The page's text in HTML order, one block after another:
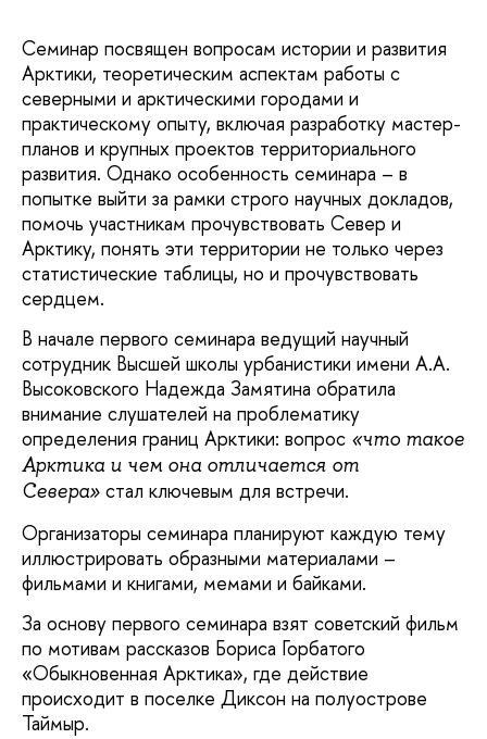
Семинар посвящен вопросам истории и развития
Арктики, теоретическим аспектам работы с
северными и арктическими городами и
практическому опыту, включая разработку мастер-
планов и крупных проектов территориального
развития. Однако особенность семинара – в
попытке выйти за рамки строго научных докладов,
помочь участникам прочувствовать Север и
Арктику, понять эти территории не только через
статистические таблицы, но и прочувствовать
сердцем.
В начале первого семинара ведущий научный
сотрудник Высшей школы урбанистики имени А.А.
Высоковского Надежда Замятина обратила
внимание слушателей на проблематику
определения границ Арктики: вопрос «что такое
Арктика и чем она отличается от
Севера» стал ключевым для встречи.
Организаторы семинара планируют каждую тему
иллюстрировать образными материалами –
фильмами и книгами, мемами и байками.
За основу первого семинара взят советский фильм
по мотивам рассказов Бориса Горбатого
«Обыкновенная Арктика», где действие
происходит в поселке Диксон на полуострове
Таймыр.